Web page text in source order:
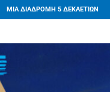
ΜΙΑ ΔΙΑΔΡΟΜΗ 5 ΔΕΚΑΕΤΙΩΝ